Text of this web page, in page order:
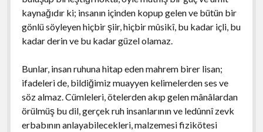
kaynağıdır ki; insanın içinden kopup gelen ve bütün bir
gönlü söyleyen hiçbir şiir, hiçbir mûsikî, bu kadar içli, bu
kadar derin ve bu kadar güzel olamaz.
Bunlar, insan ruhuna hitap eden mahrem birer lisan;
ifadeleri de, bildiğimiz muayyen kelimelerden ses ve
söz almaz. Cümleleri, ötelerden akıp gelen mânâlardan
örülmüş bu dil, gerçek ruh insanlarının ve ledûnnî zevk
erbabının anlayabilecekleri, malzemesi fizikötesi